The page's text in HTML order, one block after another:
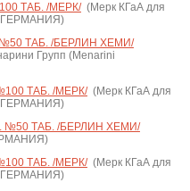
ТАБ. /МЕРК/(Мерк КГаА для
ГЕРМАНИЯ)
ТАБ. /БЕРЛИН ХЕМИ/
Групп (Menarini
ТАБ. /МЕРК/(Мерк КГаА для
ГЕРМАНИЯ)
№50 ТАБ. /БЕРЛИН ХЕМИ/
ТАБ. /МЕРК/(Мерк КГаА для
ГЕРМАНИЯ)